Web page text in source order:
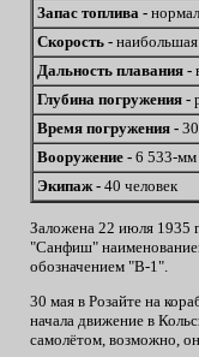
Запас топлива -
Скорость -
Дальность плавания -
Глубина погружения -
Время погружения -
Вооружение - 6 533-мм
Экипаж - 40 человек
Заложена 22 июля 1935
"Санфиш"
обозначением "В-1".
30 мая в Розайте на
начала движение в
самолётом, возможно,